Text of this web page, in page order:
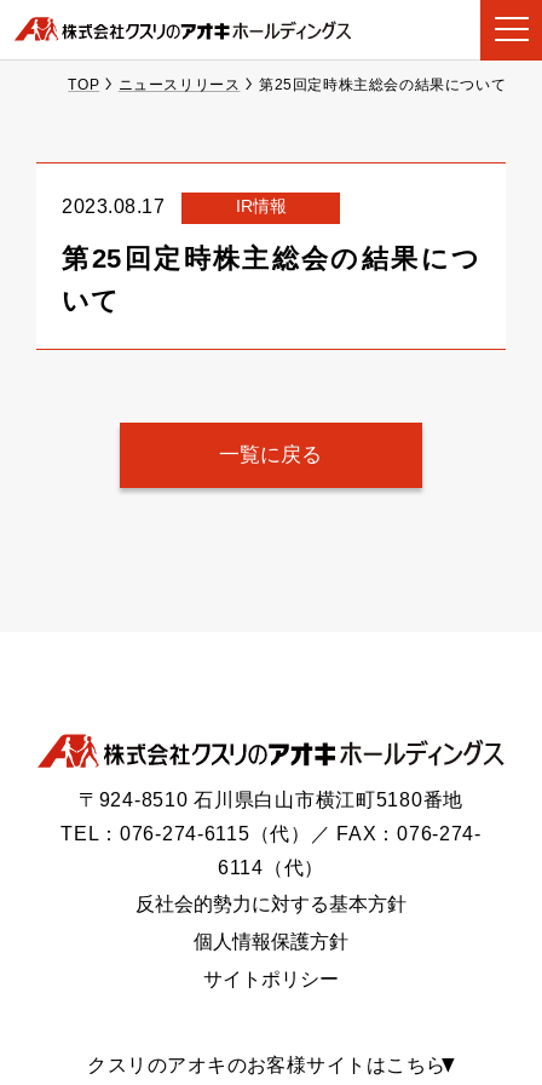
TOP ニュースリリース 第25回定時株主総会の結果について
2023.08.17 IR情報
第25回定時株主総会の結果につ
いて
一覧に戻る
〒924-8510 石川県白山市横江町5180番地
TEL：076-274-6115（代）／ FAX：076-274-
6114（代）
反社会的勢力に対する基本方針
個人情報保護方針
サイトポリシー
クスリのアオキのお客様サイトはこちら